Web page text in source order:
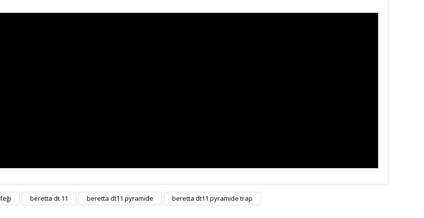
Bu ürüne ilk yorumu siz yapın!
beretta dt 11 beretta dt11 pyramide beretta dt11 pyramide trap